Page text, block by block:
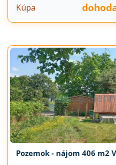
Kúpa
Pozemok - nájom 406 m2